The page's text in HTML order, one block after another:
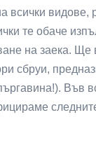
всички видове,
те обаче
на заека. Ще
сбруи,
Във